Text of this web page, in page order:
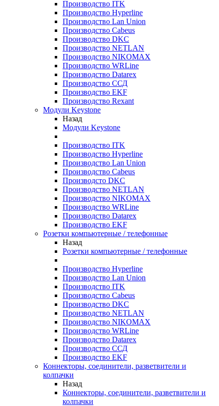
Производство ITK
Производство Hyperline
Производство Lan Union
Производство Cabeus
Производство DKC
Производство NETLAN
Производство NIKOMAX
Производство WRLine
Производство Datarex
Производство ССД
Производство EKF
Производство Rexant
Модули Keystone
Назад
Модули Keystone
Производство ITK
Производство Hyperline
Производство Lan Union
Производство Cabeus
Производсто DKC
Производство NETLAN
Производство NIKOMAX
Производство WRLine
Производство Datarex
Производство EKF
Розетки компьютерные / телефонные
Назад
Розетки компьютерные / телефонные
Производство Hyperline
Производство Lan Union
Производство ITK
Производство Cabeus
Производство DKC
Производство NETLAN
Производство NIKOMAX
Производство WRLine
Производство Datarex
Производство ССД
Производство EKF
Коннекторы, соединители, разветвители и
колпачки
Назад
Коннекторы, соединители, разветвители и
колпачки